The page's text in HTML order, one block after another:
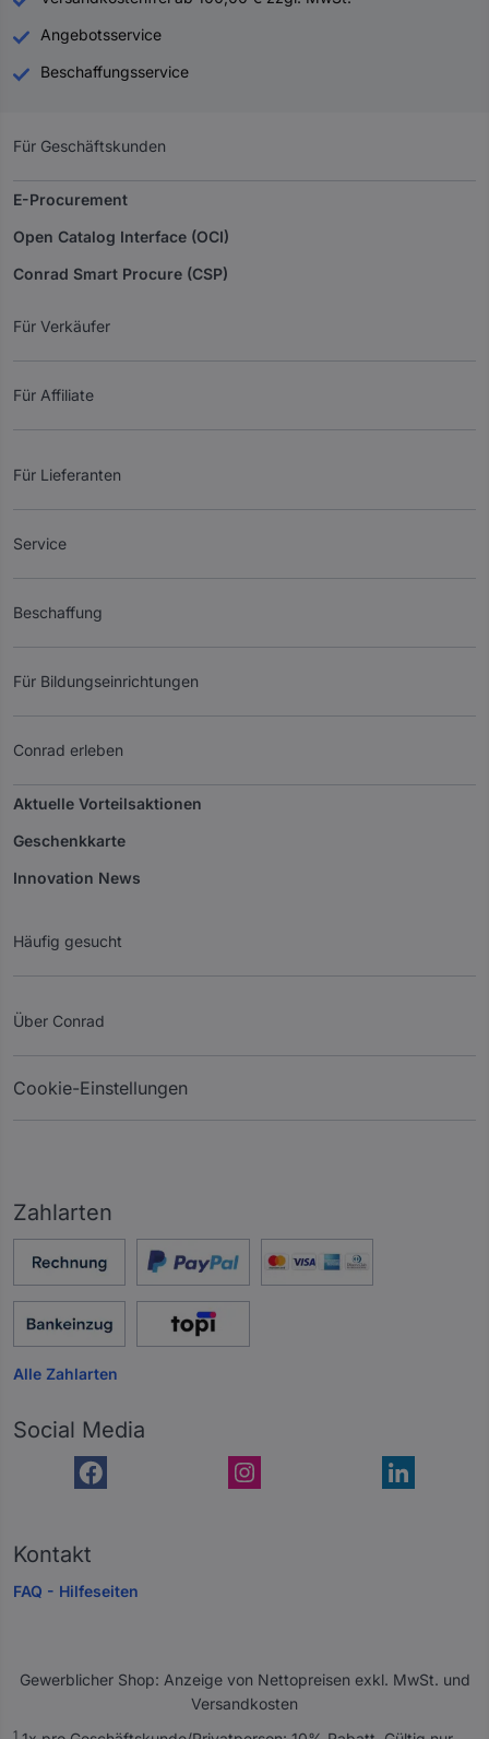
Angebotsservice
Beschaffungsservice
Für Geschäftskunden
E-Procurement
Open Catalog Interface (OCI)
Conrad Smart Procure (CSP)
Für Verkäufer
Für Affiliate
Für Lieferanten
Service
Beschaffung
Für Bildungseinrichtungen
Conrad erleben
Aktuelle Vorteilsaktionen
Geschenkkarte
Innovation News
Häufig gesucht
Über Conrad
Cookie-Einstellungen
Zahlarten
Alle Zahlarten
Social Media
Kontakt
FAQ - Hilfeseiten
Gewerblicher Shop: Anzeige von Nettopreisen exkl. MwSt. und
Versandkosten
A
1